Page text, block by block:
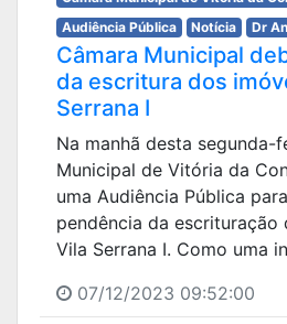
Audiência Pública
Notícia Dr
Câmara Municipal
da escritura dos
Serrana I
Na manhã desta segunda-
Municipal de Vitória da
uma Audiência Pública
pendência da escrituração
Vila Serrana I. Como uma
07/12/2023 09:52:00